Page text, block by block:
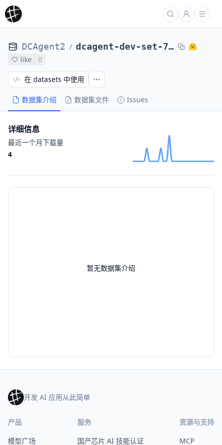
DCAgent2 / dcagent-dev-set-71-tasks-dcagent2-glm-4-6-stackexchange-overflow-sandboxes-32e-71853006
like 0
数据集介绍 数据集文件 Issues
在 datasets 中使用
暂无数据集介绍
详细信息
最近一个月下载量
4
开发 AI 应用从此简单
产品
模型广场
服务
国产芯片 AI 技能认证
资源与支持
MCP